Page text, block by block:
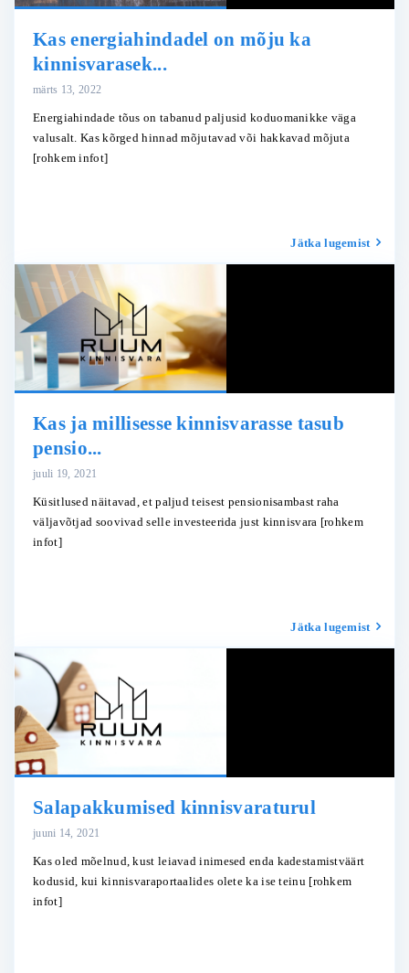
Kas energiahindadel on mõju ka
kinnisvarasek...
märts 13, 2022
Energiahindade tõus on tabanud paljusid koduomanikke väga
valusalt. Kas kõrged hinnad mõjutavad või hakkavad mõjuta
[rohkem infot]
Jätka lugemist
Kas ja millisesse kinnisvarasse tasub
pensio...
juuli 19, 2021
Küsitlused näitavad, et paljud teisest pensionisambast raha
väljavõtjad soovivad selle investeerida just kinnisvara [rohkem
infot]
Jätka lugemist
Salapakkumised kinnisvaraturul
juuni 14, 2021
Kas oled mõelnud, kust leiavad inimesed enda kadestamistväärt
kodusid, kui kinnisvaraportaalides olete ka ise teinu [rohkem
infot]